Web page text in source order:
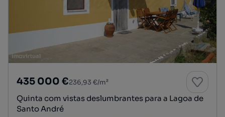
435 000 €236,93 €/m²
Quinta com vistas deslumbrantes para a Lagoa de
Santo André